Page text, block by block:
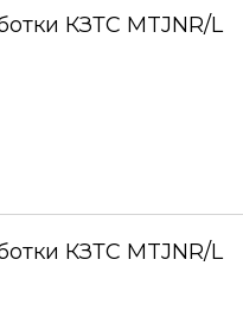
КЗТС MTJNR/L
КЗТС MTJNR/L